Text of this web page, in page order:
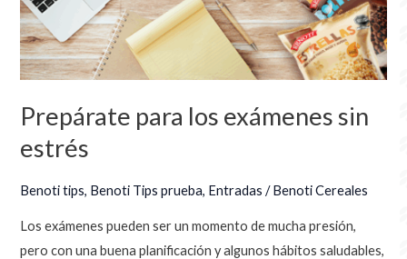
Prepárate para los exámenes sin
estrés
Benoti tips, Benoti Tips prueba, Entradas /Benoti Cereales
Los exámenes pueden ser un momento de mucha presión,
pero con una buena planificación y algunos hábitos saludables,
estrés